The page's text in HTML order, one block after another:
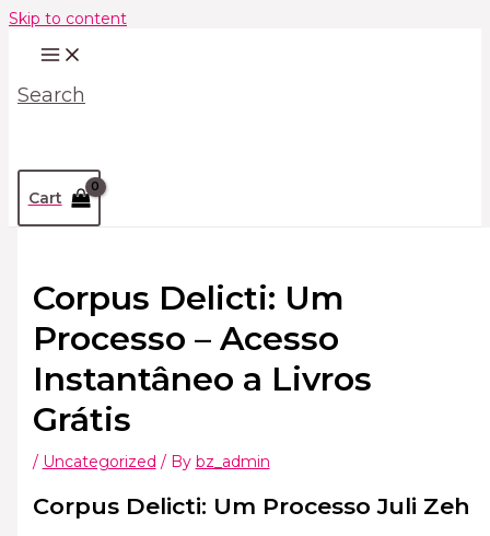
Skip to content
Search
Cart
Corpus Delicti: Um
Processo – Acesso
Instantâneo a Livros
Grátis
/ Uncategorized / By bz_admin
Corpus Delicti: Um Processo Juli Zeh